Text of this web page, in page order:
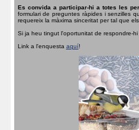
Es convida a participar-hi a totes les
formulari de preguntes ràpides i senzilles
requereix la màxima sinceritat per tal que
Si ja heu tingut l'oportunitat de respondre-
Link a l'enquesta aquí!